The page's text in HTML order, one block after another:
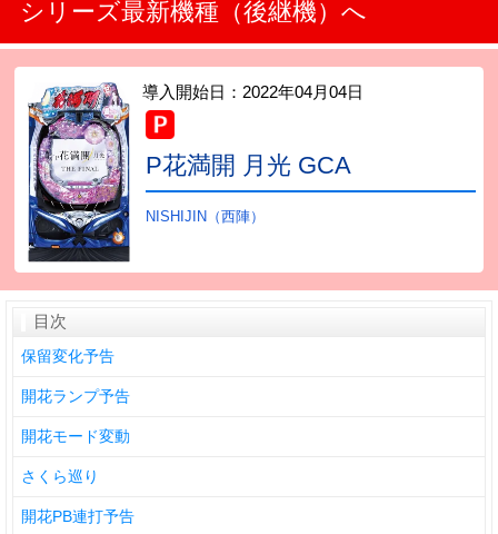
シリーズ最新機種（後継機）へ
導入開始日： 2022年04月04日
P花満開 月光 GCA
NISHIJIN（西陣）
目次
保留変化予告
開花ランプ予告
開花モード変動
さくら巡り
開花PB連打予告